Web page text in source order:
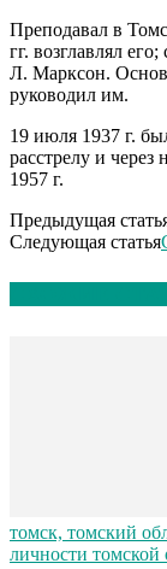
Преподавал в
гг. возглавлял
Л. Марксон.
руководил им.
19 июля 1937 г.
расстрелу и
1957 г.
Предыдущая
Следующая статья
томск, томский
личности томской